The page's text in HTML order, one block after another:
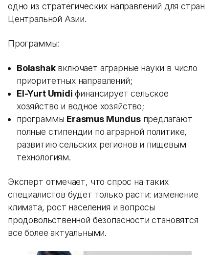
одно из стратегических направлений для стран
Центральной Азии.
Программы:
Bolashakвключает аграрные науки в число
приоритетных направлений;
El-Yurt Umidi финансирует сельское
хозяйство и водное хозяйство;
программы Erasmus Mundusпредлагают
полные стипендии по аграрной политике,
развитию сельских регионов и пищевым
технологиям.
Эксперт отмечает, что спрос на таких
специалистов будет только расти: изменение
климата, рост населения и вопросы
продовольственной безопасности становятся
все более актуальными.